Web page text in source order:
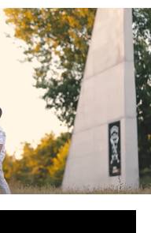
dijelio
uspjeha
iz…
May